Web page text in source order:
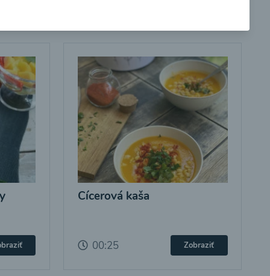
Cícerová kaša
00:25 Zobraziť